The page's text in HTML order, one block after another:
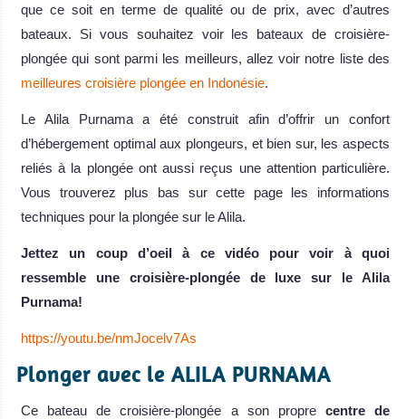
que ce soit en terme de qualité ou de prix, avec d’autres
bateaux. Si vous souhaitez voir les bateaux de croisière-
plongée qui sont parmi les meilleurs, allez voir notre liste des
meilleures croisière plongée en Indonésie.
Le Alila Purnama a été construit afin d’offrir un confort
d’hébergement optimal aux plongeurs, et bien sur, les aspects
reliés à la plongée ont aussi reçus une attention particulière.
Vous trouverez plus bas sur cette page les informations
techniques pour la plongée sur le Alila.
Jettez un coup d’oeil à ce vidéo pour voir à quoi
ressemble une croisière-plongée de luxe sur le Alila
Purnama!
https://youtu.be/nmJocelv7As
Plonger avec le ALILA PURNAMA
Ce bateau de croisière-plongée a son propre centre de